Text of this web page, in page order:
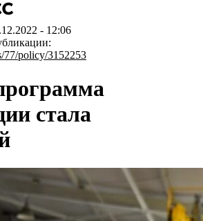
- 12:06
77/policy/3152253
стала